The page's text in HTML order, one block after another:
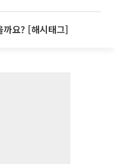
요? [해시태그]